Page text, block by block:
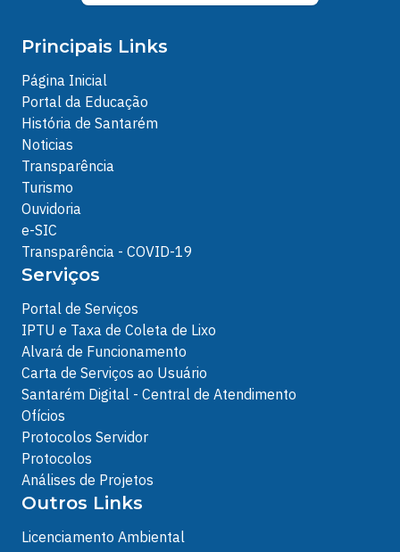
Principais Links
Página Inicial
Portal da Educação
História de Santarém
Noticias
Transparência
Turismo
Ouvidoria
e-SIC
Transparência - COVID-19
Serviços
Portal de Serviços
IPTU e Taxa de Coleta de Lixo
Alvará de Funcionamento
Carta de Serviços ao Usuário
Santarém Digital - Central de Atendimento
Ofícios
Protocolos Servidor
Protocolos
Análises de Projetos
Outros Links
Licenciamento Ambiental